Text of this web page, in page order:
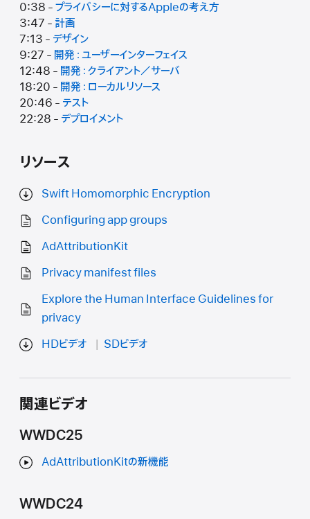
0:38 - プライバシーに対するAppleの考え方
3:47 - 計画
7:13 - デザイン
9:27 - 開発：ユーザーインターフェイス
12:48 - 開発：クライアント／サーバ
18:20 - 開発：ローカルリソース
20:46 - テスト
22:28 - デプロイメント
リソース
Swift Homomorphic Encryption
Configuring app groups
AdAttributionKit
Privacy manifest files
Explore the Human Interface Guidelines for
privacy
HDビデオ
SDビデオ
関連ビデオ
WWDC25
AdAttributionKitの新機能
WWDC24